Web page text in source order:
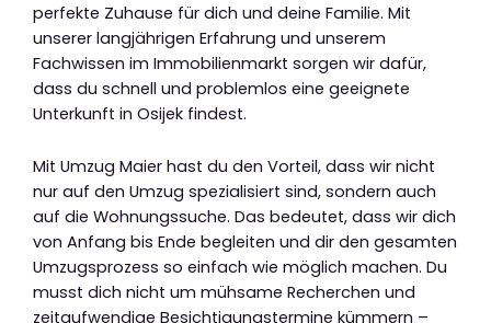
perfekte Zuhause für dich und deine Familie. Mit
unserer langjährigen Erfahrung und unserem
Fachwissen im Immobilienmarkt sorgen wir dafür,
dass du schnell und problemlos eine geeignete
Unterkunft in Osijek findest.
Mit Umzug Maier hast du den Vorteil, dass wir nicht
nur auf den Umzug spezialisiert sind, sondern auch
auf die Wohnungssuche. Das bedeutet, dass wir dich
von Anfang bis Ende begleiten und dir den gesamten
Umzugsprozess so einfach wie möglich machen. Du
musst dich nicht um mühsame Recherchen und
zeitaufwendige Besichtigungstermine kümmern –